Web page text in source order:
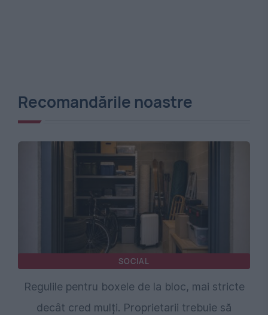
Recomandările noastre
SOCIAL
Regulile pentru boxele de la bloc, mai stricte
decât cred mulți. Proprietarii trebuie să